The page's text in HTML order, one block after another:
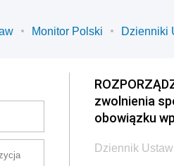
Monitor Polski Dzienniki
zwolnienia
obowiązku
Dziennik